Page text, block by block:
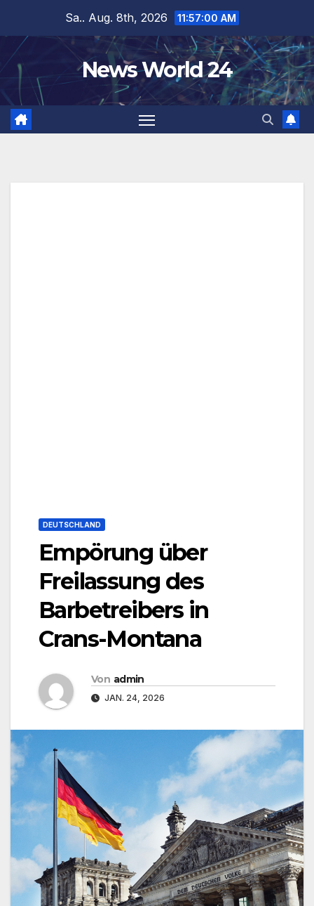
springen
Sa.. Aug. 8th, 2026 11:57:00 AM
News World 24
DEUTSCHLAND
Empörung über
Freilassung des
Barbetreibers in
Crans-Montana
Von admin
JAN. 24, 2026